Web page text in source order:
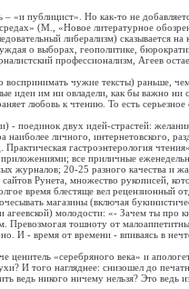
публицист». Но как-то не
(М., «Новое литературное
либерализм) сказывается
о выборах, геополитике,
профессионализм, Агеев
чужие тексты) раньше,
идеи им ни овладели, как бы важно ни
любовь к чтению. То есть
поединок двух идей-страстей:
личного, интернетовского,
гастроэнтерология
все приличные
журналов; 20-25 разного качества и
Рунета, множество рукописей,
время блестяще вел рецензионный
магазины (включая
агеевской) молодости: «- Зачем ты про
тошноту от
И - время от времени - впиваясь в
«серебряного века» и
И того нагляднее: снизошел до
никого ничему нельзя? Это ведь